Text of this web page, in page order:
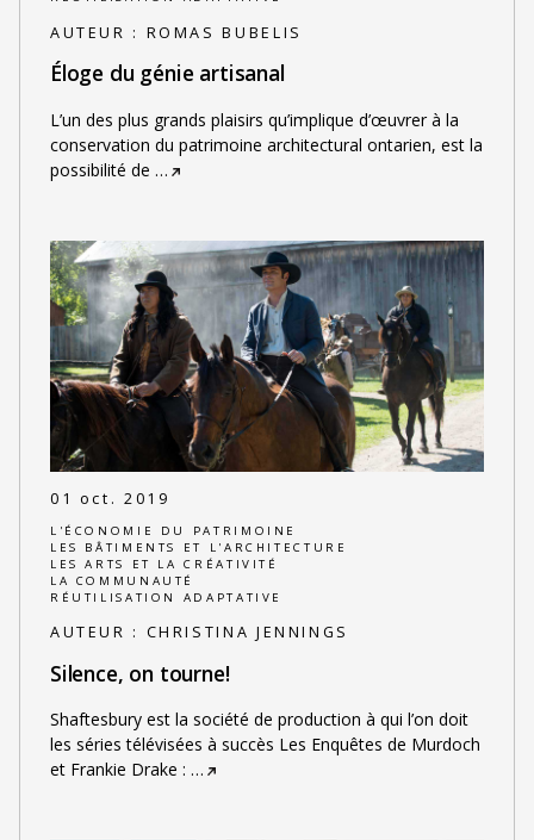
AUTEUR : ROMAS BUBELIS
Éloge du génie artisanal
L’un des plus grands plaisirs qu’implique d’œuvrer à la
conservation du patrimoine architectural ontarien, est la
possibilité de …
01 oct. 2019
L'ÉCONOMIE DU PATRIMOINE
LES BÂTIMENTS ET L'ARCHITECTURE
LES ARTS ET LA CRÉATIVITÉ
LA COMMUNAUTÉ
RÉUTILISATION ADAPTATIVE
AUTEUR : CHRISTINA JENNINGS
Silence, on tourne!
Shaftesbury est la société de production à qui l’on doit
les séries télévisées à succès Les Enquêtes de Murdoch
et Frankie Drake : …